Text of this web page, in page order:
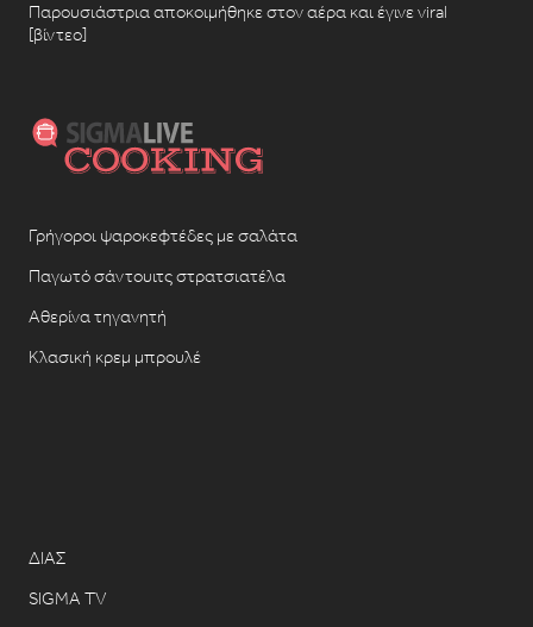
Παρουσιάστρια αποκοιμήθηκε στον αέρα και έγινε viral
[βίντεο]
Γρήγοροι ψαροκεφτέδες με σαλάτα
Παγωτό σάντουιτς στρατσιατέλα
Αθερίνα τηγανητή
Κλασική κρεμ μπρουλέ
ΔΙΑΣ
SIGMA TV